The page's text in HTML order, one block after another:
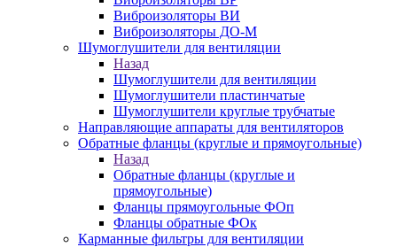
Виброизоляторы ВИ
Виброизоляторы ДО-М
Шумоглушители для вентиляции
Назад
Шумоглушители для вентиляции
Шумоглушители пластинчатые
Шумоглушители круглые трубчатые
Направляющие аппараты для вентиляторов
Обратные фланцы (круглые и прямоугольные)
Назад
Обратные фланцы (круглые и
прямоугольные)
Фланцы прямоугольные ФОп
Фланцы обратные ФОк
Карманные фильтры для вентиляции